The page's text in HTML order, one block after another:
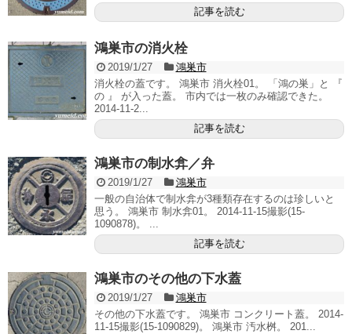
記事を読む
鴻巣市の消火栓
2019/1/27
鴻巣市
消火栓の蓋です。 鴻巣市 消火栓01。 「鴻の巣」と 『
の 』 が入った蓋。 市内では一枚のみ確認できた。
2014-11-2...
記事を読む
鴻巣市の制水弇／弁
2019/1/27
鴻巣市
一般の自治体で制水弇が3種類存在するのは珍しいと
思う。 鴻巣市 制水弇01。 2014-11-15撮影(15-
1090878)。 ...
記事を読む
鴻巣市のその他の下水蓋
2019/1/27
鴻巣市
その他の下水蓋です。 鴻巣市 コンクリート蓋。 2014-
11-15撮影(15-1090829)。 鴻巣市 汚水桝。 201...